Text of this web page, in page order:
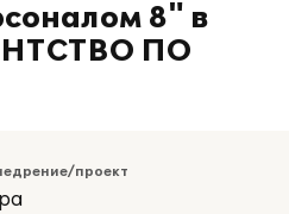
8" в
ПО
проект